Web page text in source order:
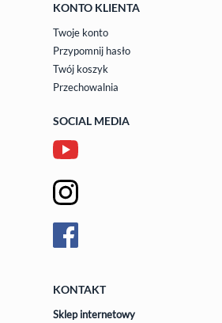
KONTO KLIENTA
Twoje konto
Przypomnij hasło
Twój koszyk
Przechowalnia
SOCIAL MEDIA
KONTAKT
Sklep internetowy